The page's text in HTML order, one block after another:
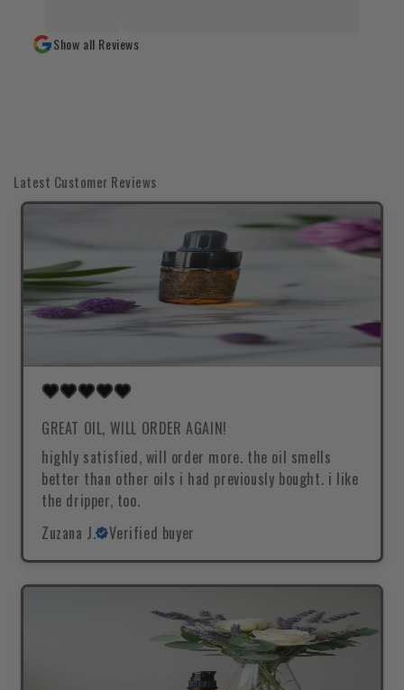
Show all Reviews
Latest Customer Reviews
GREAT OIL, WILL ORDER AGAIN!
highly satisfied, will order more. the oil smells
better than other oils i had previously bought. i like
the dripper, too.
Zuzana J.
Verified buyer